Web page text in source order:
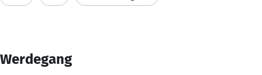
Werdegang